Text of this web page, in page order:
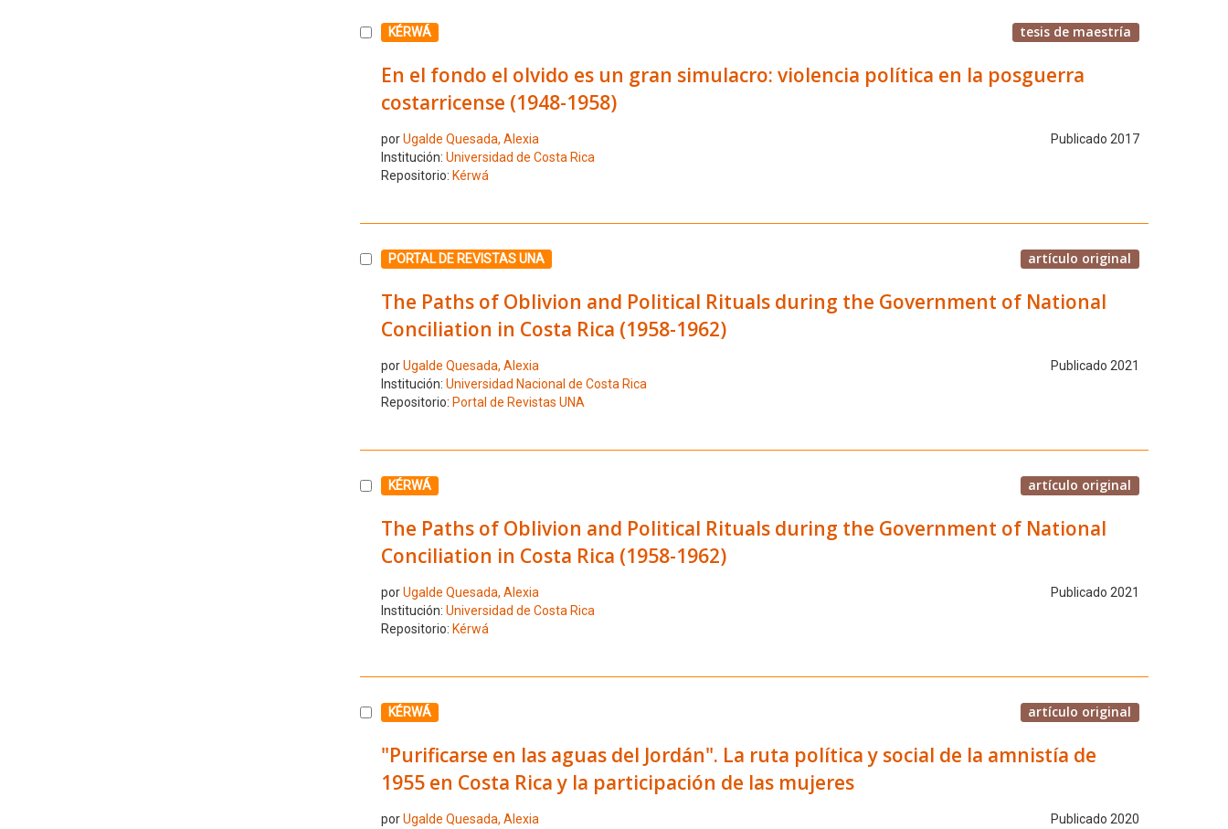
Seleccione el número de resultado 5
KÉRWÁ tesis de maestría
En el fondo el olvido es un gran simulacro: violencia política en la posguerra
costarricense (1948-1958)
porUgalde Quesada, Alexia
Publicado 2017
Institución: Universidad de Costa Rica
Repositorio: Kérwá
Seleccione el número de resultado 6
PORTAL DE REVISTAS UNA artículo original
The Paths of Oblivion and Political Rituals during the Government of National
Conciliation in Costa Rica (1958-1962)
porUgalde Quesada, Alexia
Publicado 2021
Institución: Universidad Nacional de Costa Rica
Repositorio: Portal de Revistas UNA
Seleccione el número de resultado 7
KÉRWÁ artículo original
The Paths of Oblivion and Political Rituals during the Government of National
Conciliation in Costa Rica (1958-1962)
porUgalde Quesada, Alexia
Publicado 2021
Institución: Universidad de Costa Rica
Repositorio: Kérwá
Seleccione el número de resultado 8
KÉRWÁ artículo original
"Purificarse en las aguas del Jordán". La ruta política y social de la amnistía de
1955 en Costa Rica y la participación de las mujeres
porUgalde Quesada, Alexia
Publicado 2020